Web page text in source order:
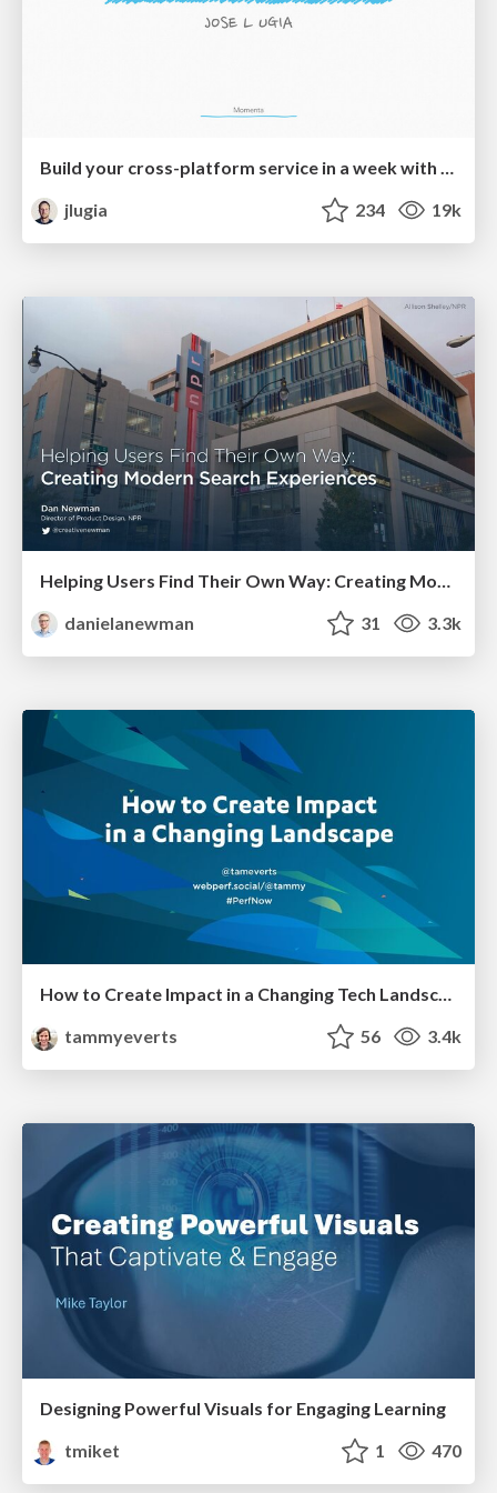
jlugia
234 19k
Helping Users Find Their Own Way: Creating Modern Search Experiences
danielanewman
31 3.3k
How to Create Impact in a Changing Tech Landscape [PerfNow 2023]
tammyeverts
56 3.4k
Designing Powerful Visuals for Engaging Learning
tmiket
1 470